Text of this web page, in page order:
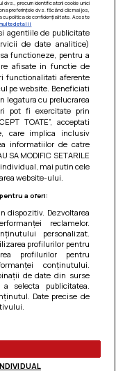
rosu
preferințele
precum identificatorii cookie unici
preferințele dvs. făcând clic mai jos,
cu politica de confidențialitate. Aceste
detalii
agentiile de publicitate
de date analitice)
functioneze, pentru a
afisate in functie de
functionalitati aferente
pe website. Beneficiati
legatura cu prelucrarea
pot fi exercitate prin
TOATE”, acceptati
care implica inclusiv
informatiilor de catre
SA MODIFIC SETARILE
mai putin cele
website-ului.
a oferi:
dispozitiv. Dezvoltarea
reclamelor.
personalizat.
profilurilor pentru
profilurilor pentru
conținutului.
de date din surse
selecta publicitatea.
Date precise de